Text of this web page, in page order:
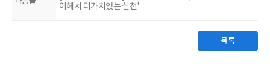
이해서 더가치있는 실천'
목록